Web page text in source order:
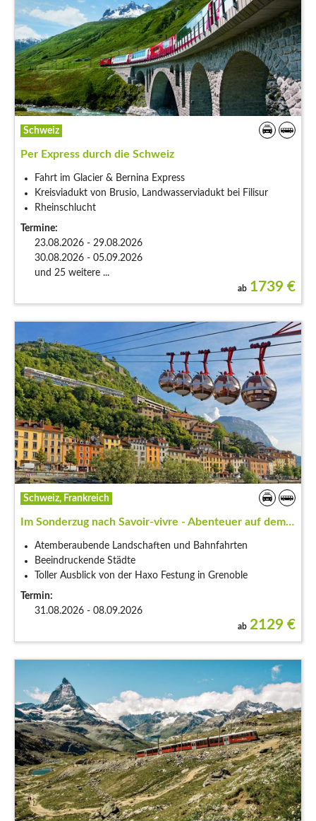
Schweiz
Per Express durch die Schweiz
Fahrt im Glacier & Bernina Express
Kreisviadukt von Brusio, Landwasserviadukt bei Filisur
Rheinschlucht
Termine:
23.08.2026 - 29.08.2026
30.08.2026 - 05.09.2026
und 25 weitere ...
ab 1739 €
Schweiz, Frankreich
Im Sonderzug nach Savoir-vivre - Abenteuer auf dem…
Atemberaubende Landschaften und Bahnfahrten
Beeindruckende Städte
Toller Ausblick von der Haxo Festung in Grenoble
Termin:
31.08.2026 - 08.09.2026
ab 2129 €